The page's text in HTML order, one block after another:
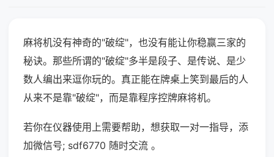
麻将机没有神奇的"破绽"，也没有能让你稳赢三家的
秘诀。那些所谓的"破绽"多半是段子、是传说、是少
数人编出来逗你玩的。真正能在牌桌上笑到最后的人
从来不是靠"破绽"，而是靠程序控牌麻将机。
若你在仪器使用上需要帮助，想获取一对一指导，添
加微信号; sdf6770 随时交流 。